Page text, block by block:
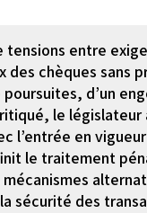
entre
chèques sans
d’un
le
l’entrée en
le traitement
sécurité des